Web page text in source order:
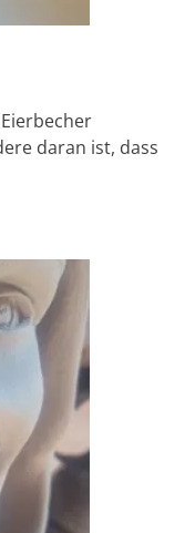
daran ist, dass